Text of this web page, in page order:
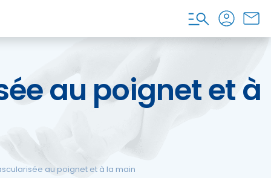
au poignet et à
au poignet et à la main